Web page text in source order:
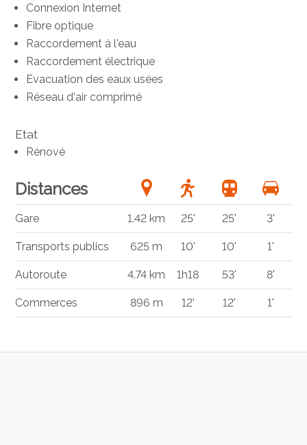
Connexion Internet
Fibre optique
Raccordement à l'eau
Raccordement électrique
Evacuation des eaux usées
Réseau d'air comprimé
Etat
Rénové
Distances
Gare 1.42 km 25' 25' 3'
Transports publics 625 m 10' 10' 1'
Autoroute 4.74 km 1h18 53' 8'
Commerces 896 m 12' 12' 1'